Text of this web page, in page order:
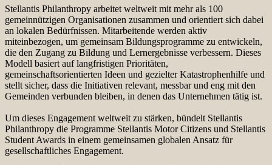
Stellantis Philanthropy arbeitet weltweit mit mehr als 100
gemeinnützigen Organisationen zusammen und orientiert sich dabei
an lokalen Bedürfnissen. Mitarbeitende werden aktiv
miteinbezogen, um gemeinsam Bildungsprogramme zu entwickeln,
die den Zugang zu Bildung und Lernergebnisse verbessern. Dieses
Modell basiert auf langfristigen Prioritäten,
gemeinschaftsorientierten Ideen und gezielter Katastrophenhilfe und
stellt sicher, dass die Initiativen relevant, messbar und eng mit den
Gemeinden verbunden bleiben, in denen das Unternehmen tätig ist.
Um dieses Engagement weltweit zu stärken, bündelt Stellantis
Philanthropy die Programme Stellantis Motor Citizens und Stellantis
Student Awards in einem gemeinsamen globalen Ansatz für
gesellschaftliches Engagement.